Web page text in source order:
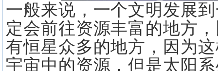
一般来说，一个文明发展
定会前往资源丰富的地方
有恒星众多的地方，因为
宇宙中的资源，但是太阳